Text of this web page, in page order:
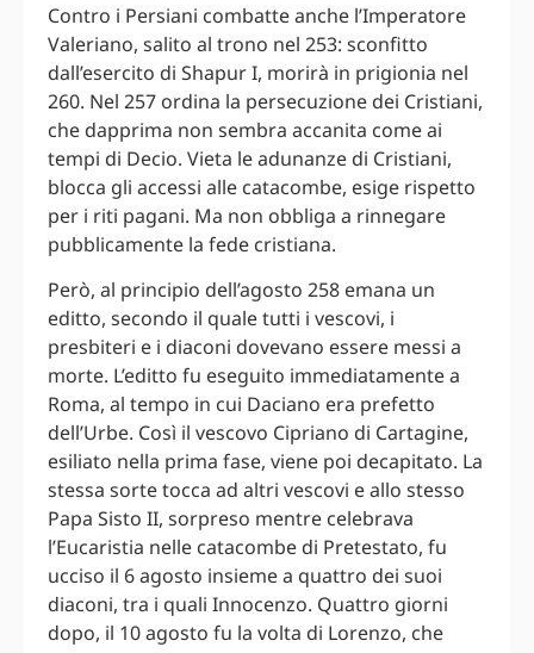
Contro i Persiani combatte anche l’Imperatore
Valeriano, salito al trono nel 253: sconfitto
dall’esercito di Shapur I, morirà in prigionia nel
260. Nel 257 ordina la persecuzione dei Cristiani,
che dapprima non sembra accanita come ai
tempi di Decio. Vieta le adunanze di Cristiani,
blocca gli accessi alle catacombe, esige rispetto
per i riti pagani. Ma non obbliga a rinnegare
pubblicamente la fede cristiana.
Però, al principio dell’agosto 258 emana un
editto, secondo il quale tutti i vescovi, i
presbiteri e i diaconi dovevano essere messi a
morte. L’editto fu eseguito immediatamente a
Roma, al tempo in cui Daciano era prefetto
dell’Urbe. Così il vescovo Cipriano di Cartagine,
esiliato nella prima fase, viene poi decapitato. La
stessa sorte tocca ad altri vescovi e allo stesso
Papa Sisto II, sorpreso mentre celebrava
l’Eucaristia nelle catacombe di Pretestato, fu
ucciso il 6 agosto insieme a quattro dei suoi
diaconi, tra i quali Innocenzo. Quattro giorni
dopo, il 10 agosto fu la volta di Lorenzo, che